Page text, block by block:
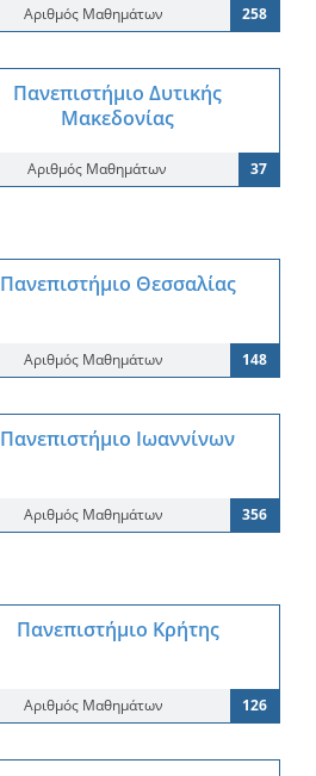
Αριθμός Μαθημάτων 258
Πανεπιστήμιο Δυτικής
Μακεδονίας
Αριθμός Μαθημάτων 37
Πανεπιστήμιο Θεσσαλίας
Αριθμός Μαθημάτων 148
Πανεπιστήμιο Ιωαννίνων
Αριθμός Μαθημάτων 356
Πανεπιστήμιο Κρήτης
Αριθμός Μαθημάτων 126